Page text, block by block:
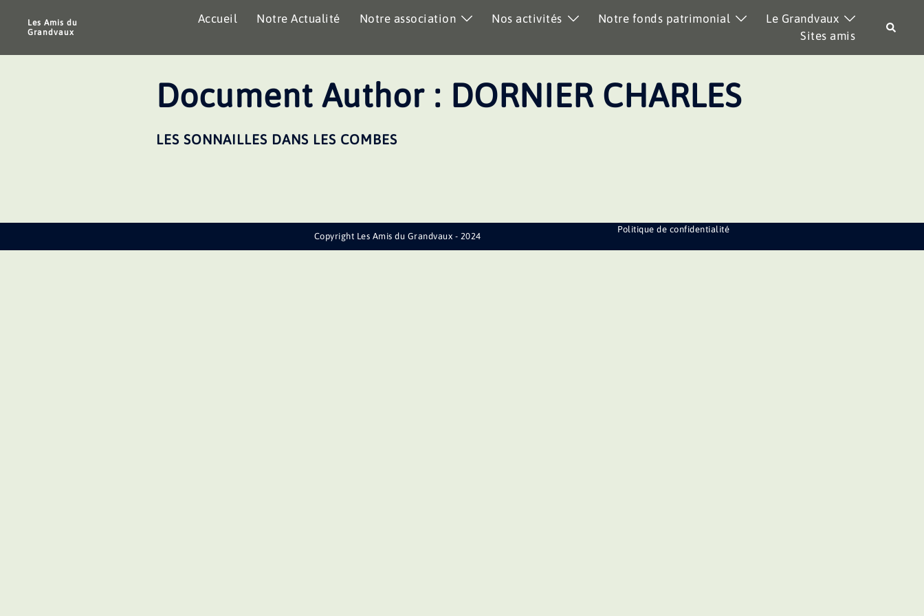
Les Amis du
Grandvaux
Accueil Notre Actualité Notre association Nos activités Notre fonds patrimonial
Le Grandvaux
Sites amis
Document Author : DORNIER CHARLES
LES SONNAILLES DANS LES COMBES
Copyright Les Amis du Grandvaux - 2024
Politique de confidentialité